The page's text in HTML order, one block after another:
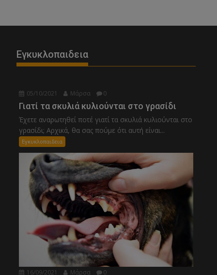
Εγκυκλοπαιδεια
05/10/2021 Μάρσα 0
Γιατί τα σκυλιά κυλιούνται στο γρασίδι
Έχετε αναρωτηθεί ποτέ γιατί τα σκυλιά κυλιούνται στο
γρασίδι; Αρχικά, θα σας πούμε ότι αυτή είναι...
Εγκυκλοπαιδεια
16/09/2021 Μάρσα 0